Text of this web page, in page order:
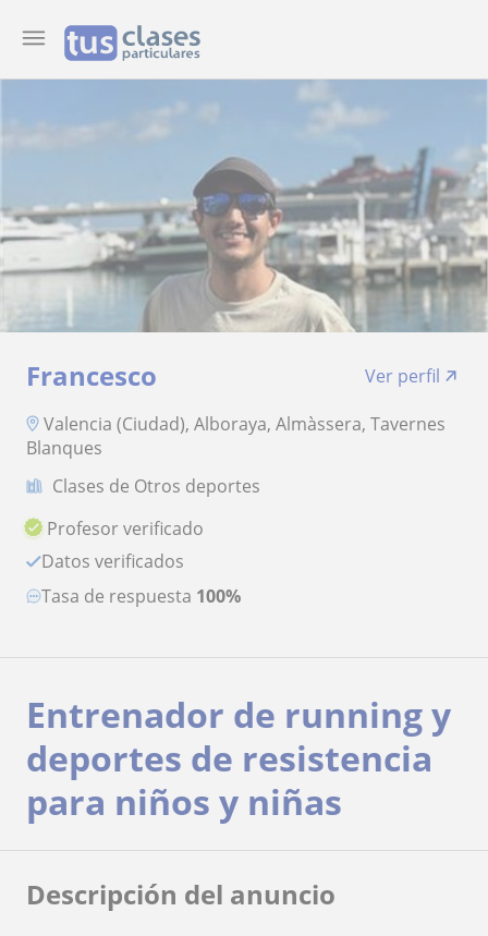
Francesco
Ver perfil
Valencia (Ciudad), Alboraya, Almàssera, Tavernes
Blanques
Clases de Otros deportes
Profesor verificado
Datos verificados
Tasa de respuesta 100%
Entrenador de running y
deportes de resistencia
para niños y niñas
Descripción del anuncio